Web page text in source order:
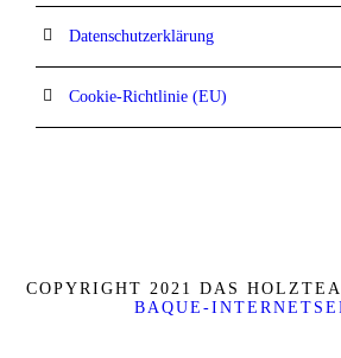
Datenschutzerklärung
Cookie-Richtlinie (EU)
COPYRIGHT 2021 DAS
BAQUE-